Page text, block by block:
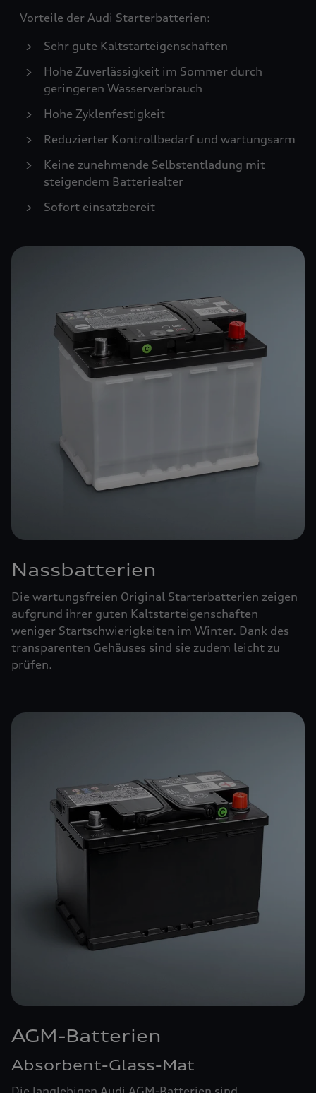
Vorteile der Audi Starterbatterien:
Sehr gute Kaltstarteigenschaften
Hohe Zuverlässigkeit im Sommer durch
geringeren Wasserverbrauch
Hohe Zyklenfestigkeit
Reduzierter Kontrollbedarf und wartungsarm
Keine zunehmende Selbstentladung mit
steigendem Batteriealter
Sofort einsatzbereit
Nassbatterien
Die wartungsfreien Original Starterbatterien zeigen
aufgrund ihrer guten Kaltstarteigenschaften
weniger Startschwierigkeiten im Winter. Dank des
transparenten Gehäuses sind sie zudem leicht zu
prüfen.
AGM-Batterien
Absorbent-Glass-Mat